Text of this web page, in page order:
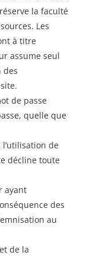
la faculté
Les
à titre
assume seul
des
de passe
quelle que
l’utilisation de
décline toute
ayant
des
au
de la